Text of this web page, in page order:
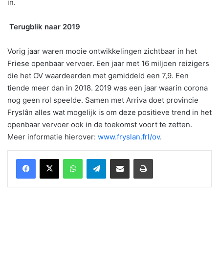
in.
Terugblik naar 2019
Vorig jaar waren mooie ontwikkelingen zichtbaar in het
Friese openbaar vervoer. Een jaar met 16 miljoen reizigers
die het OV waardeerden met gemiddeld een 7,9. Een
tiende meer dan in 2018. 2019 was een jaar waarin corona
nog geen rol speelde. Samen met Arriva doet provincie
Fryslân alles wat mogelijk is om deze positieve trend in het
openbaar vervoer ook in de toekomst voort te zetten.
Meer informatie hierover: www.fryslan.frl/ov.
WhatsAppTelegramDelen via Email Print